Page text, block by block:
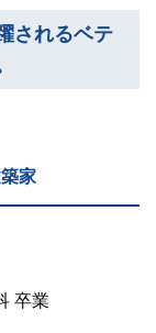
されるベテ
家
卒業